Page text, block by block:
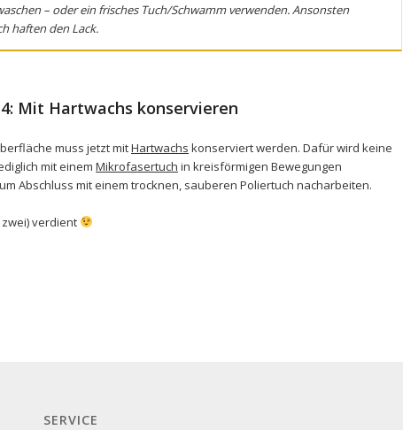
– oder ein frisches Tuch/Schwamm verwenden. Ansonsten
haften den Lack.
Mit Hartwachs konservieren
muss jetzt mitHartwachs konserviert werden. Dafür wird keine
mit einem Mikrofasertuch in kreisförmigen Bewegungen
Abschluss mit einem trocknen, sauberen Poliertuch nacharbeiten.
verdient
SERVICE